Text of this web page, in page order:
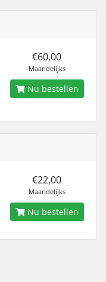
€60,00
Maandelijks
Nu bestellen
€22,00
Maandelijks
Nu bestellen